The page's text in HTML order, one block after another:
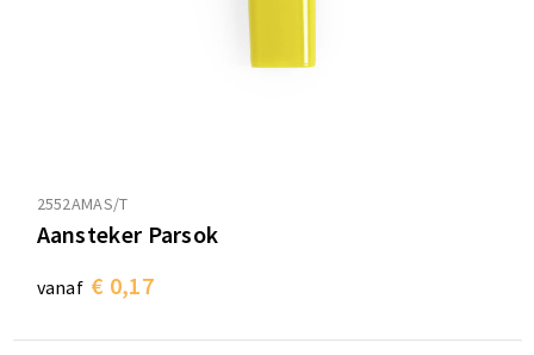
2552AMAS/T
Aansteker Parsok
vanaf € 0,17